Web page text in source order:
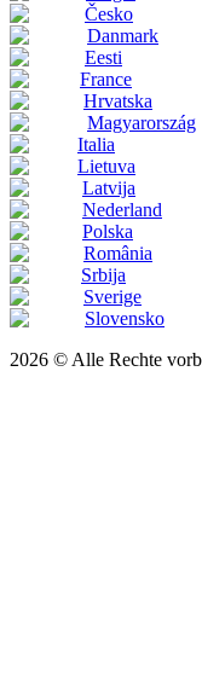
Česko
Danmark
Eesti
France
Hrvatska
Magyarország
Italia
Lietuva
Latvija
Nederland
Polska
România
Srbija
Sverige
Slovensko
2026 © Alle Rechte